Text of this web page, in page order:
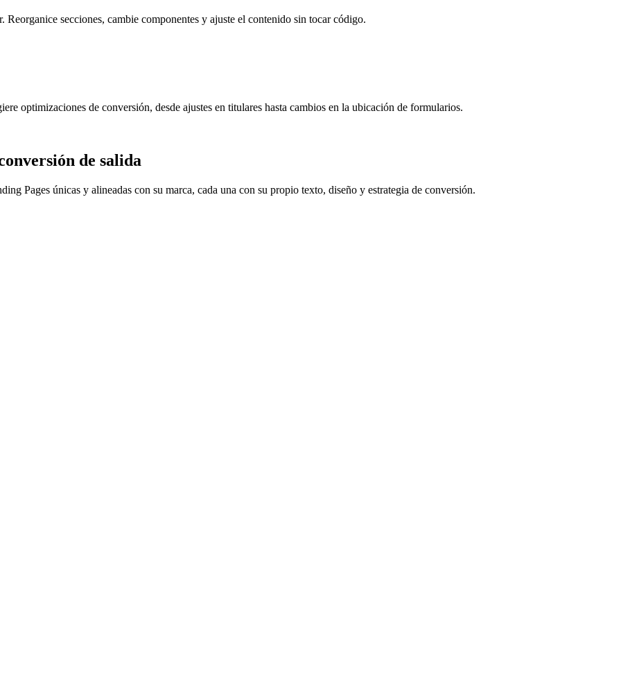
secciones, cambie componentes y ajuste el contenido sin tocar código.
optimizaciones de conversión, desde ajustes en titulares hasta cambios en la ubicación de formularios.
de salida
Pages únicas y alineadas con su marca, cada una con su propio texto, diseño y estrategia de conversión.